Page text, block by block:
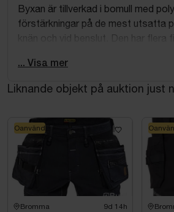
Byxan är tillverkad i bomull med
förstärkningar på de mest utsatta
knän och vid benslut. Den har flera
sidfickor, hammarhankar,
penfickor m.m. Knäskyddsfickor
Byxorna är desutom Oeko-Tex
kemikalier.
... Visa mer
Liknande objekt på auktion just
Bromma 9d 14h
Oanvänd